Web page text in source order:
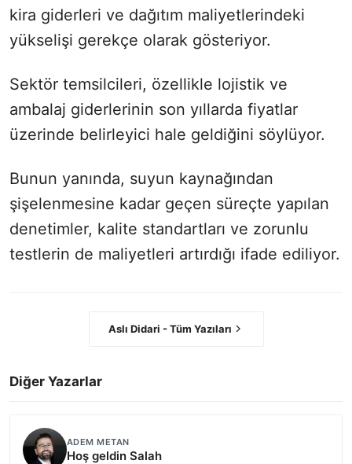
kira giderleri ve dağıtım maliyetlerindeki
yükselişi gerekçe olarak gösteriyor.
Sektör temsilcileri, özellikle lojistik ve
ambalaj giderlerinin son yıllarda fiyatlar
üzerinde belirleyici hale geldiğini söylüyor.
Bunun yanında, suyun kaynağından
şişelenmesine kadar geçen süreçte yapılan
denetimler, kalite standartları ve zorunlu
testlerin de maliyetleri artırdığı ifade ediliyor.
Aslı Didari - Tüm Yazıları
Diğer Yazarlar
ADEM METAN
Hoş geldin Salah